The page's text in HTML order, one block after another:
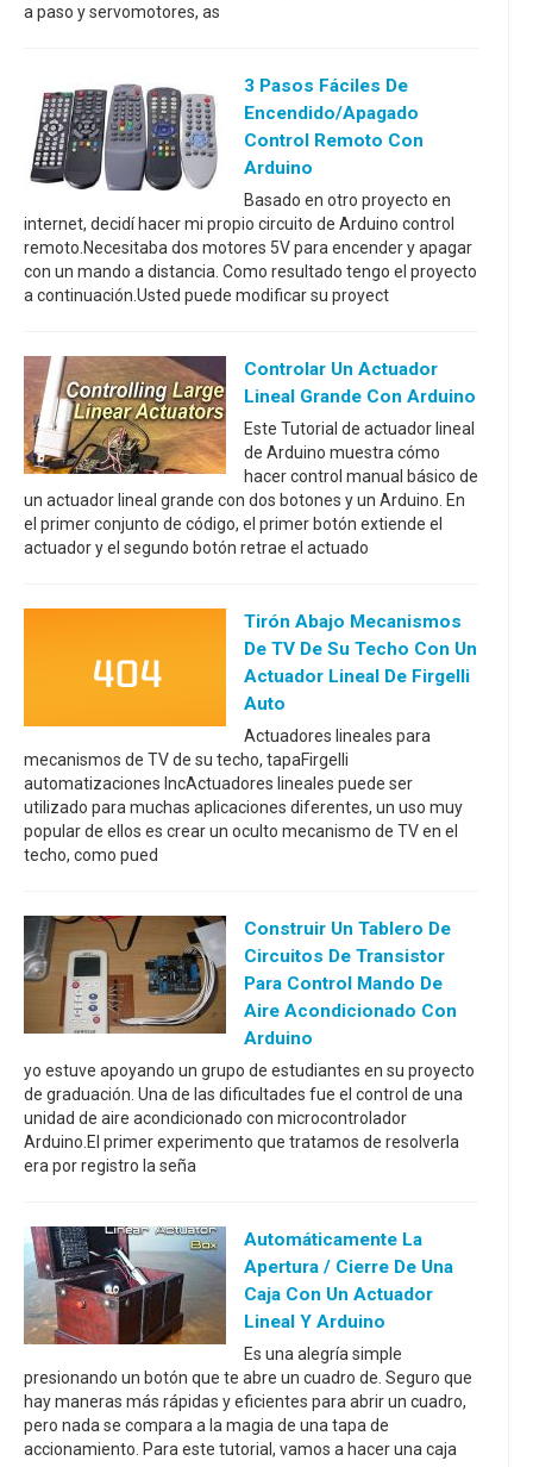
a paso y servomotores, as
3 Pasos Fáciles De
Encendido/apagado
Control Remoto Con
Arduino
Basado en otro proyecto en
internet, decidí hacer mi propio circuito de Arduino control
remoto.Necesitaba dos motores 5V para encender y apagar
con un mando a distancia. Como resultado tengo el proyecto
a continuación.Usted puede modificar su proyect
Controlar Un Actuador
Lineal Grande Con Arduino
Este Tutorial de actuador lineal
de Arduino muestra cómo
hacer control manual básico de
un actuador lineal grande con dos botones y un Arduino. En
el primer conjunto de código, el primer botón extiende el
actuador y el segundo botón retrae el actuado
Tirón Abajo Mecanismos
De TV De Su Techo Con Un
Actuador Lineal De Firgelli
Auto
Actuadores lineales para
mecanismos de TV de su techo, tapaFirgelli
automatizaciones IncActuadores lineales puede ser
utilizado para muchas aplicaciones diferentes, un uso muy
popular de ellos es crear un oculto mecanismo de TV en el
techo, como pued
Construir Un Tablero De
Circuitos De Transistor
Para Control Mando De
Aire Acondicionado Con
Arduino
yo estuve apoyando un grupo de estudiantes en su proyecto
de graduación. Una de las dificultades fue el control de una
unidad de aire acondicionado con microcontrolador
Arduino.El primer experimento que tratamos de resolverla
era por registro la seña
Automáticamente La
Apertura / Cierre De Una
Caja Con Un Actuador
Lineal Y Arduino
Es una alegría simple
presionando un botón que te abre un cuadro de. Seguro que
hay maneras más rápidas y eficientes para abrir un cuadro,
pero nada se compara a la magia de una tapa de
accionamiento. Para este tutorial, vamos a hacer una caja